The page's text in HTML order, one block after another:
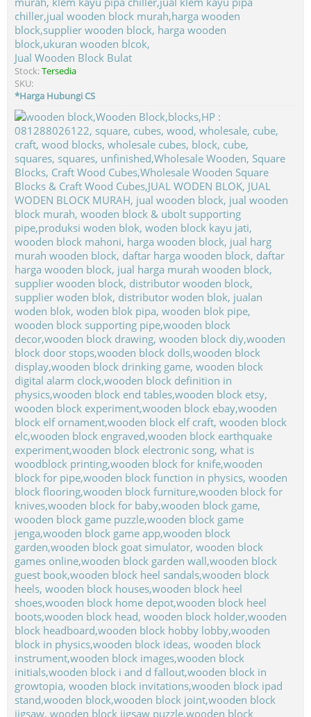
Jual Wooden Block Bulat
Stock:Tersedia
SKU:
*Harga Hubungi CS